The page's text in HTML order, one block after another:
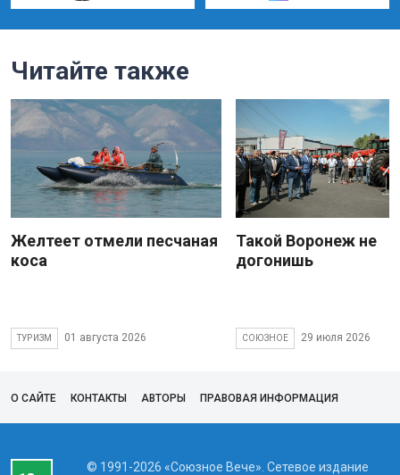
Читайте также
Желтеет отмели песчаная
коса
ТУРИЗМ 01 августа 2026
Такой Воронеж не
догонишь
СОЮЗНОЕ 29 июля 2026
О САЙТЕ КОНТАКТЫ АВТОРЫ ПРАВОВАЯ ИНФОРМАЦИЯ
© 1991-2026 «Союзное Вече». Сетевое издание